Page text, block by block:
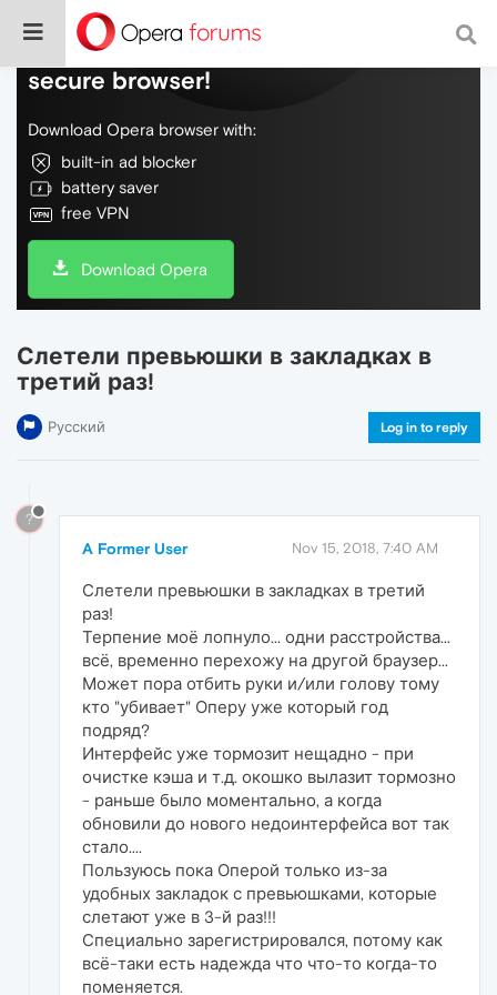
Do more on the web, with a fast and
secure browser!
Download Opera browser with:
built-in ad blocker
battery saver
free VPN
Download Opera
Слетели превьюшки в закладках в
третий раз!
Русский Log in to reply
?
A Former User Nov 15, 2018, 7:40 AM
Слетели превьюшки в закладках в третий
раз!
Терпение моё лопнуло... одни расстройства...
всё, временно перехожу на другой браузер...
Может пора отбить руки и/или голову тому
кто "убивает" Оперу уже который год
подряд?
Интерфейс уже тормозит нещадно - при
очистке кэша и т.д. окошко вылазит тормозно
- раньше было моментально, а когда
обновили до нового недоинтерфейса вот так
стало....
Пользуюсь пока Оперой только из-за
удобных закладок с превьюшками, которые
слетают уже в 3-й раз!!!
Специально зарегистрировался, потому как
всё-таки есть надежда что что-то когда-то
поменяется.